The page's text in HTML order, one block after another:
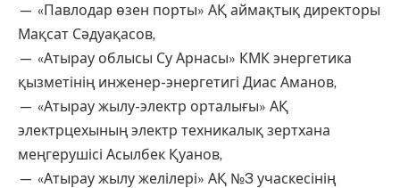
— «Павлодар өзен порты» АҚ аймақтық директоры
Мақсат Сәдуақасов,
— «Атырау облысы Су Арнасы» КМК энергетика
қызметінің инженер-энергетигі Диас Аманов,
— «Атырау жылу-электр орталығы» АҚ
электрцехының электр техникалық зертхана
меңгерушісі Асылбек Қуанов,
— «Атырау жылу желілері» АҚ №3 учаскесінің